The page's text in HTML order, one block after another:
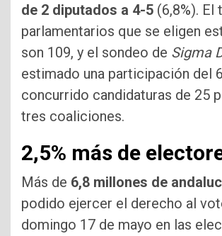
de 2 diputados a 4-5 (6,8%). El
parlamentarios que se eligen
son 109, y el sondeo de Sigma
estimado una participación del
concurrido candidaturas de 25
tres coaliciones.
2,5% más de
Más de 6,8 millones de
podido ejercer el derecho al
domingo 17 de mayo en las